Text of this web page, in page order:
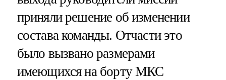
приняли решение об изменении
состава команды. Отчасти это
было вызвано размерами
имеющихся на борту МКС